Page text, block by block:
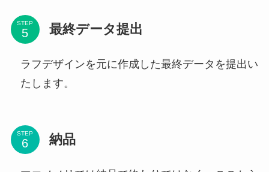
STEP 最終データ提出
ラフデザインを元に作成した最終データを提出い
たします。
STEP 納品